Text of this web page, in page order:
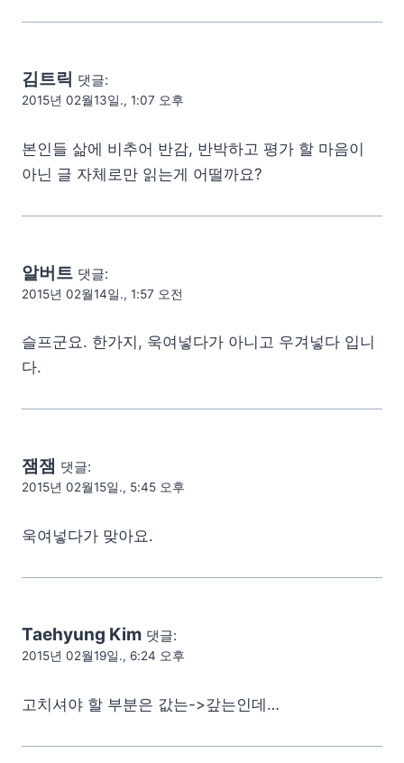
김트릭 댓글:
2015년 02월13일., 1:07 오후
본인들 삶에 비추어 반감, 반박하고 평가 할 마음이
아닌 글 자체로만 읽는게 어떨까요?
알버트 댓글:
2015년 02월14일., 1:57 오전
슬프군요. 한가지, 욱여넣다가 아니고 우겨넣다 입니
다.
잼잼 댓글:
2015년 02월15일., 5:45 오후
욱여넣다가 맞아요.
Taehyung Kim 댓글:
2015년 02월19일., 6:24 오후
고치셔야 할 부분은 값는->갚는인데…